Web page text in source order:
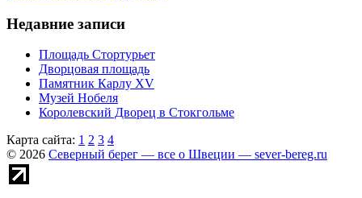
Недавние записи
Площадь Стортурьет
Дворцовая площадь
Памятник Карлу XV
Музей Нобеля
Королевский Дворец в Стокгольме
Карта сайта: 1 2 3 4
© 2026 Северный берег — все о Швеции — sever-bereg.ru